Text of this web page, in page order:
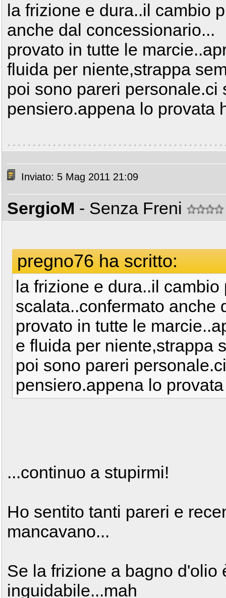
la frizione e dura..il cambio
anche dal concessionario...
provato in tutte le
fluida per niente,strappa
poi sono pareri personale.ci
pensiero.appena lo provata
Inviato: 5 Mag 2011 21:09
SergioM - Senza Freni
pregno76 ha scritto:
la frizione e dura..il cambio
scalata..confermato anche
provato in tutte le
e fluida per niente,strappa
poi sono pareri
pensiero.appena lo
...continuo a stupirmi!
Ho sentito tanti pareri e
mancavano...
Se la frizione a bagno d'olio
inguidabile...mah